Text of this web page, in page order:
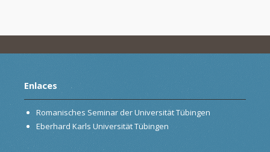
Enlaces
Romanisches Seminar der Universität Tübingen
Eberhard Karls Universität Tübingen